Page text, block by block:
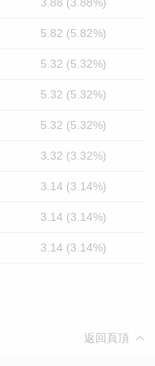
5.82 (5.82%)
5.32 (5.32%)
5.32 (5.32%)
5.32 (5.32%)
3.32 (3.32%)
3.14 (3.14%)
3.14 (3.14%)
3.14 (3.14%)
返回頁頂